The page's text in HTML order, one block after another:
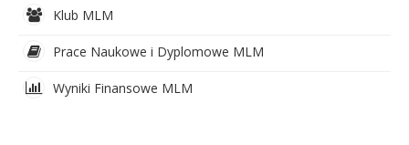
Klub MLM
Prace Naukowe i Dyplomowe MLM
Wyniki Finansowe MLM